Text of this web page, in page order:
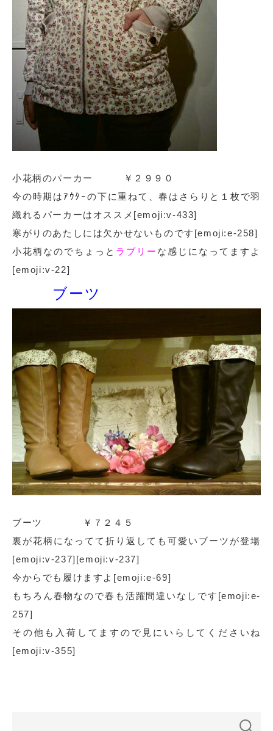
小花柄のパーカー ￥２９９０
今の時期はｱｳﾀｰの下に重ねて、春はさらりと１枚で羽
織れるパーカーはオススメ[emoji:v-433]
寒がりのあたしには欠かせないものです[emoji:e-258]
小花柄なのでちょっと ラブリー な感じになってますよ
[emoji:v-22]
ブーツ
ブーツ ￥７２４５
裏が花柄になってて折り返しても可愛いブーツが登場
[emoji:v-237][emoji:v-237]
今からでも履けますよ[emoji:e-69]
もちろん春物なので春も活躍間違いなしです[emoji:e-
257]
その他も入荷してますので見にいらしてくださいね
[emoji:v-355]